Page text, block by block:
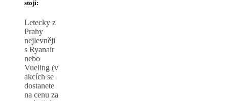
stojí:
Letecky z
Prahy
nejlevněji
s Ryanair
nebo
Vueling (v
akcích se
dostanete
na cenu za